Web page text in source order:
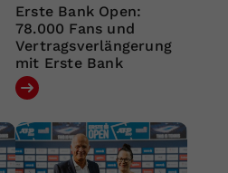
Erste Bank Open:
78.000 Fans und
Vertragsverlängerung
mit Erste Bank